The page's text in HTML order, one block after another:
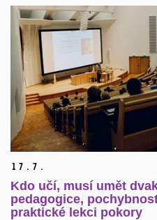
17. 7.
Kdo učí, musí umět
pedagogice,
praktické lekci pokory